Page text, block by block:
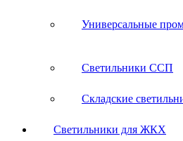
Универсальные
Светильники ССП
Складские
Светильники для ЖКХ